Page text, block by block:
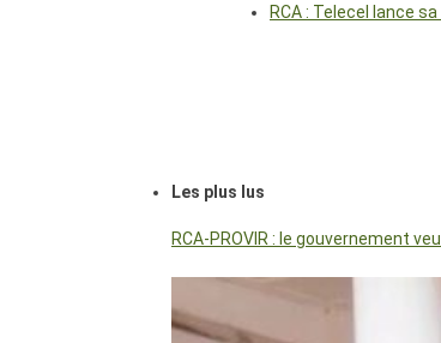
RCA : Telecel lance sa
Les plus lus
RCA-PROVIR : le gouvernement